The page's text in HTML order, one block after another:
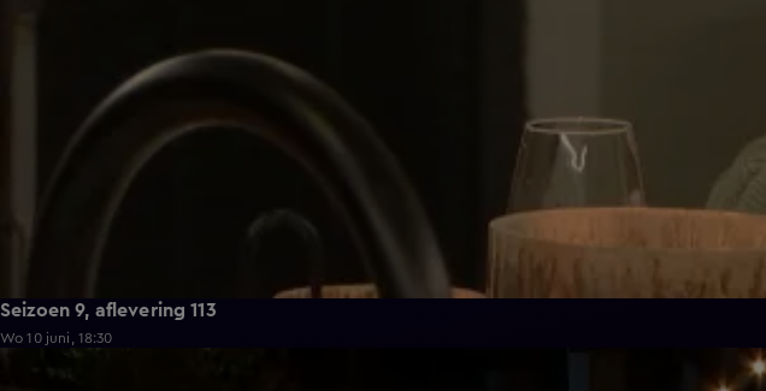
Seizoen 9, aflevering 113
Wo 10 juni, 18:30